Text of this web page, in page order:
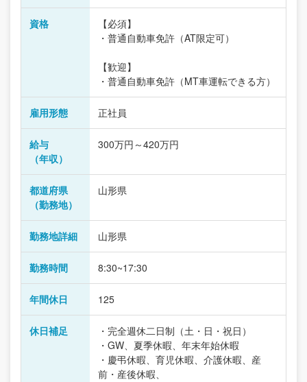
資格
【必須】
・普通自動車免許（AT限定可）
【歓迎】
・普通自動車免許（MT車運転できる方）
雇用形態 正社員
給与
（年収）
300万円～420万円
都道府県
（勤務地）
山形県
勤務地詳細 山形県
勤務時間 8:30~17:30
年間休日 125
休日補足
・完全週休二日制（土・日・祝日）
・GW、夏季休暇、年末年始休暇
・慶弔休暇、育児休暇、介護休暇、産
前・産後休暇、